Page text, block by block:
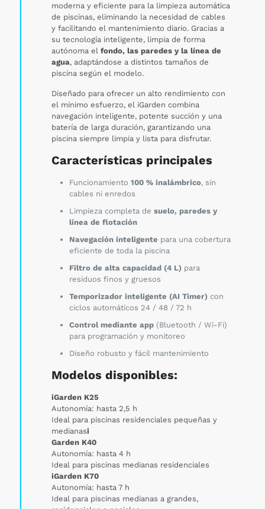
moderna y eficiente para la limpieza automática
de piscinas, eliminando la necesidad de cables
y facilitando el mantenimiento diario. Gracias a
su tecnología inteligente, limpia de forma
autónoma elfondo, las paredes y la línea de
agua, adaptándose a distintos tamaños de
piscina según el modelo.
Diseñado para ofrecer un alto rendimiento con
el mínimo esfuerzo, el iGarden combina
navegación inteligente, potente succión y una
batería de larga duración, garantizando una
piscina siempre limpia y lista para disfrutar.
Características principales
Funcionamiento100 % inalámbrico, sin
cables ni enredos
Limpieza completa desuelo, paredes y
línea de flotación
Navegación inteligente para una cobertura
eficiente de toda la piscina
Filtro de alta capacidad (4 L) para
residuos finos y gruesos
Temporizador inteligente (AI Timer) con
ciclos automáticos 24 / 48 / 72 h
Control mediante app (Bluetooth / Wi-Fi)
para programación y monitoreo
Diseño robusto y fácil mantenimiento
Modelos disponibles:
iGarden K25
Autonomía: hasta 2,5 h
Ideal para piscinas residenciales pequeñas y
medianasi
Garden K40
Autonomía: hasta 4 h
Ideal para piscinas medianas residenciales
iGarden K70
Autonomía: hasta 7 h
Ideal para piscinas medianas a grandes,